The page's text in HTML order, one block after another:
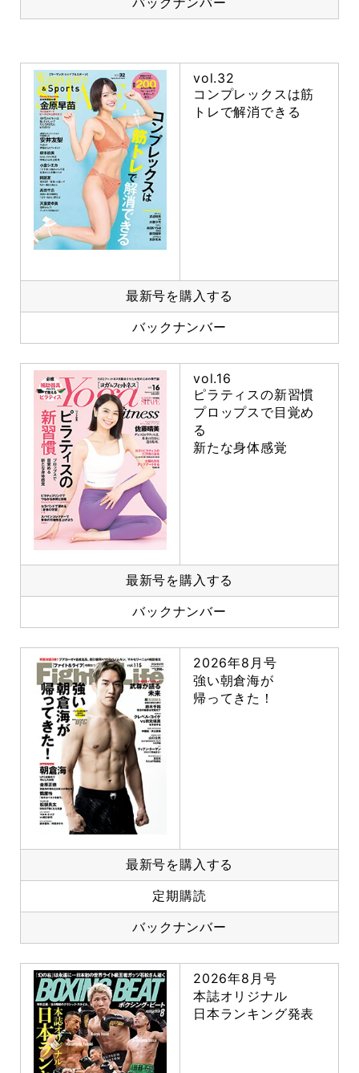
vol.32
コンプレックスは筋
トレで解消できる
最新号を購入する
バックナンバー
vol.16
ピラティスの新習慣
プロップスで目覚め
る
新たな身体感覚
最新号を購入する
バックナンバー
2026年8月号
強い朝倉海が
帰ってきた！
最新号を購入する
定期購読
バックナンバー
2026年8月号
本誌オリジナル
日本ランキング発表